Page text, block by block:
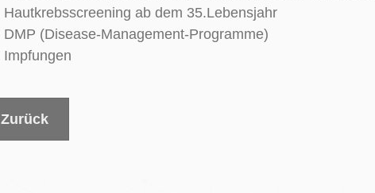
Hautkrebsscreening ab dem 35.Lebensjahr
DMP (Disease-Management-Programme)
Impfungen
Zurück